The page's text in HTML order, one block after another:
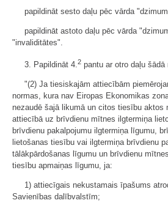
papildināt sesto daļu pēc vārda
papildināt astoto daļu pēc vārda
"invaliditātes".
3. Papildināt 4.2 pantu ar otro daļu šādā
"(2) Ja tiesiskajām attiecībām
normas, kura nav Eiropas Ekonomikas
nezaudē šajā likumā un citos tiesību aktos
attiecībā uz brīvdienu mītnes ilgtermiņa
brīvdienu pakalpojumu ilgtermiņa līgumu,
lietošanas tiesību vai ilgtermiņa brīvdienu
tālākpārdošanas līgumu un brīvdienu
tiesību apmaiņas līgumu, ja:
1) attiecīgais nekustamais īpašums
Savienības dalībvalstīm;